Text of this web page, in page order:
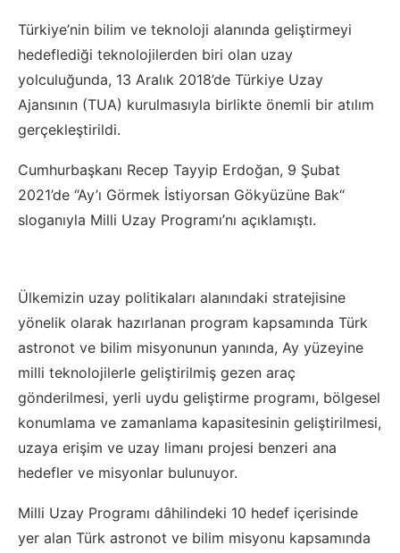
Türkiye’nin bilim ve teknoloji alanında geliştirmeyi
hedeflediği teknolojilerden biri olan uzay
yolculuğunda, 13 Aralık 2018’de Türkiye Uzay
Ajansının (TUA) kurulmasıyla birlikte önemli bir atılım
gerçekleştirildi.
Cumhurbaşkanı Recep Tayyip Erdoğan, 9 Şubat
2021’de “Ay’ı Görmek İstiyorsan Gökyüzüne Bak“
sloganıyla Milli Uzay Programı’nı açıklamıştı.
Ülkemizin uzay politikaları alanındaki stratejisine
yönelik olarak hazırlanan program kapsamında Türk
astronot ve bilim misyonunun yanında, Ay yüzeyine
milli teknolojilerle geliştirilmiş gezen araç
gönderilmesi, yerli uydu geliştirme programı, bölgesel
konumlama ve zamanlama kapasitesinin geliştirilmesi,
uzaya erişim ve uzay limanı projesi benzeri ana
hedefler ve misyonlar bulunuyor.
Milli Uzay Programı dâhilindeki 10 hedef içerisinde
yer alan Türk astronot ve bilim misyonu kapsamında